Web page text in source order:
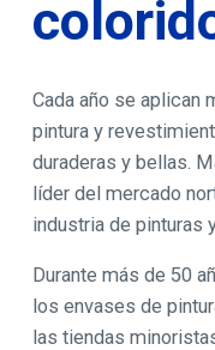
Cada año se aplican
pintura y
duraderas y bellas.
líder del mercado
industria de pinturas
Durante más de 50
los envases de
las tiendas